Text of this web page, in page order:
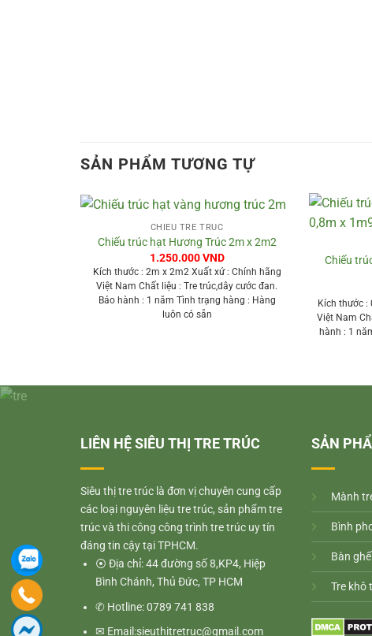
SẢN PHẨM TƯƠNG TỰ
+
CHIẾU TRE TRÚC
Chiếu trúc hạt Hương Trúc 2m x 2m2
1.250.000VND
Kích thước : 2m x 2m2 Xuất xứ : Chính hãng
Việt Nam Chất liệu : Tre trúc,dây cước đan.
Bảo hành : 1 năm Tình trạng hàng : Hàng
luôn có sẵn
Chiếu
Kích thước :
Việt Nam
hành : 1
LIÊN HỆ SIÊU THỊ TRE TRÚC
Siêu thị tre trúc là đơn vị chuyên cung cấp
các loại nguyên liệu tre trúc, sản phẩm tre
trúc và thi công công trình tre trúc uy tín
đáng tin cậy tại TPHCM.
⦿ Địa chỉ: 44 đường số 8,KP4, Hiệp
Bình Chánh, Thủ Đức, TP HCM
✆ Hotline: 0789 741 838
✉ Email:sieuthitretruc@gmail.com
SẢN
Mành
Bình
Bàn
Tre khô